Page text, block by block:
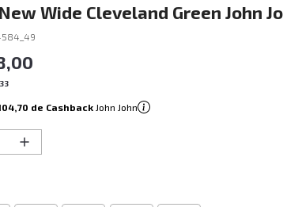
Wide Cleveland Green John
,00
33
de Cashback John John